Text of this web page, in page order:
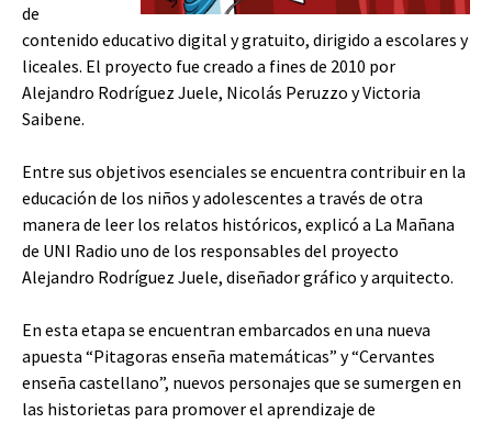
de
contenido educativo digital y gratuito, dirigido a escolares y
liceales. El proyecto fue creado a fines de 2010 por
Alejandro Rodríguez Juele, Nicolás Peruzzo y Victoria
Saibene.
Entre sus objetivos esenciales se encuentra contribuir en la
educación de los niños y adolescentes a través de otra
manera de leer los relatos históricos, explicó a La Mañana
de UNI Radio uno de los responsables del proyecto
Alejandro Rodríguez Juele, diseñador gráfico y arquitecto.
En esta etapa se encuentran embarcados en una nueva
apuesta “Pitagoras enseña matemáticas” y “Cervantes
enseña castellano”, nuevos personajes que se sumergen en
las historietas para promover el aprendizaje de